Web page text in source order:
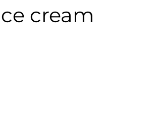
cream